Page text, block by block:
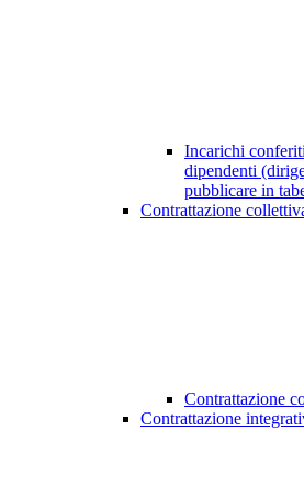
Incarichi
dipendenti
pubblicare in
Contrattazione
Contrattazione
Contrattazione